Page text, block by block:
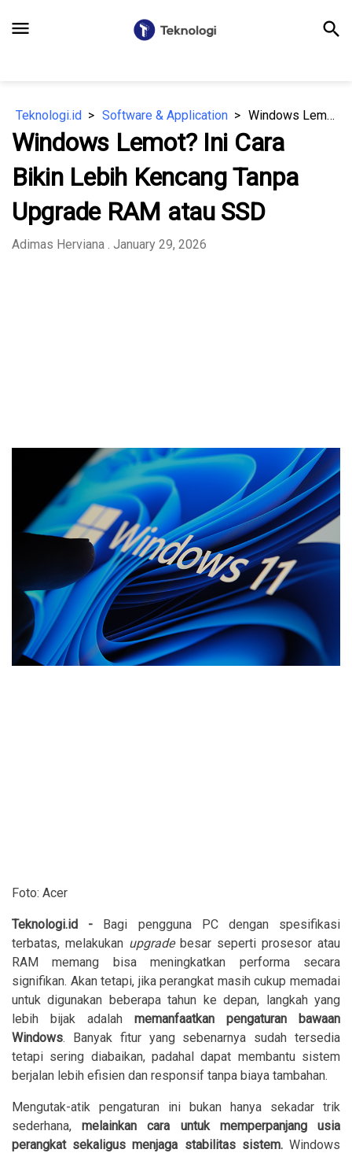
menu search
Teknologi.id Software & Application Windows Lemot? Ini Cara Bikin Lebih Kencang Tanpa Upgrade RAM atau SSD
Windows Lemot? Ini Cara
Bikin Lebih Kencang Tanpa
Upgrade RAM atau SSD
⁠Adimas Herviana . January 29, 2026
Foto: Acer
Teknologi.id - Bagi pengguna PC dengan spesifikasi
terbatas, melakukan upgradebesar seperti prosesor atau
RAM memang bisa meningkatkan performa secara
signifikan. Akan tetapi, jika perangkat masih cukup memadai
untuk digunakan beberapa tahun ke depan, langkah yang
lebih bijak adalah memanfaatkan pengaturan bawaan
Windows. Banyak fitur yang sebenarnya sudah tersedia
tetapi sering diabaikan, padahal dapat membantu sistem
berjalan lebih efisien dan responsif tanpa biaya tambahan.
Mengutak-atik pengaturan ini bukan hanya sekadar trik
sederhana,melainkan cara untuk memperpanjang usia
perangkat sekaligus menjaga stabilitas sistem.Windows